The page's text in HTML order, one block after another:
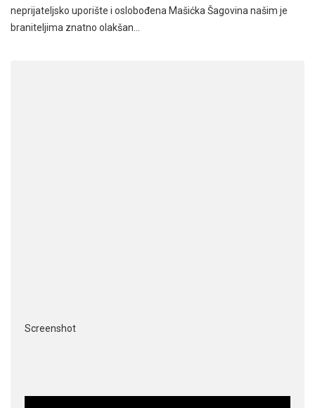
neprijateljsko uporište i oslobođena Mašićka Šagovina našim je
braniteljima znatno olakšan…
Screenshot